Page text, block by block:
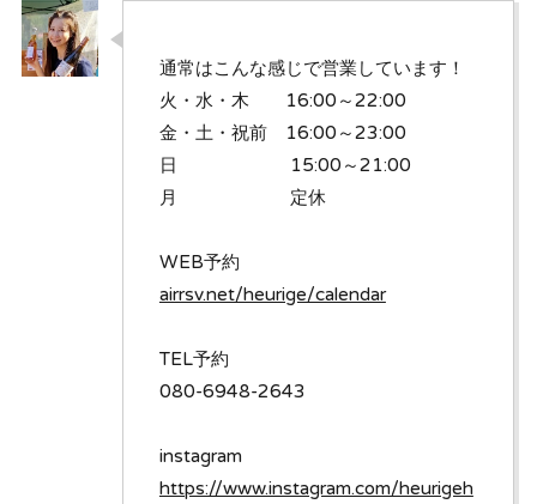
通常はこんな感じで営業しています！
火・水・木 16:00～22:00
金・土・祝前 16:00～23:00
日 15:00～21:00
月 定休
WEB予約
airrsv.net/heurige/calendar
TEL予約
080-6948-2643
instagram
https://www.instagram.com/heurigeh